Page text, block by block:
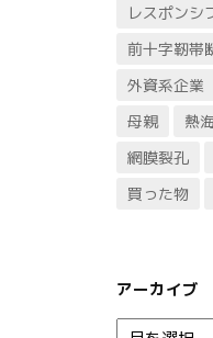
レスポンシ
前十字靭帯
外資系企業
母親
熱
網膜裂孔
買った物
アーカイブ
ア